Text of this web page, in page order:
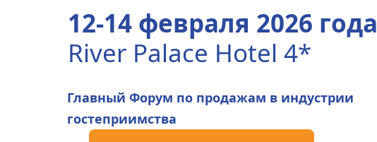
12-14 февраля 2026 года
River Palace Hotel 4*
Главный Форум по продажам в индустрии
гостеприимства